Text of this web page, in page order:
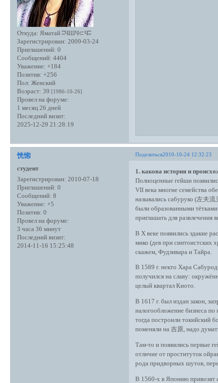
Откуда: Яматай ʭЧШЧ⊂Чʭ
Зарегистрирован: 2009-03-24
Приглашений: 0
Сообщений: 4404
Уважение: +184
Позитив: +256
Пол: Женский
Возраст: 39 [1986-10-26]
Провел на форуме:
1 месяц 26 дней
Последний визит:
2025-12-29 21:28:19
Поделиться2010-10-24 12:32:23
恍惚
студент
Зарегистрирован: 2010-07-18
Приглашений: 0
Сообщений: 8
Уважение: +5
Позитив: 0
Провел на форуме:
3 часа 36 минут
Последний визит:
2014-11-16 15:25:48
1. какова история и
Полноценные гейши
VII века многие семейства
назывались сабуруко (左夫
были образованными
приглашать для развлечения
В X веке появились эдакие
мико (дев при синтоистских
скажем, Фудзивара и Тайра.
В 1589 г. некто Хара
получился на славу:
целый квартал Киото.
В 1617 г. был издан закон,
налогообложение бизнеса
тогда построили токийский
поменяли на 吉原, надо
Там-то и появились первые
отличие от проституток
рода придворных шутов,
В 1560-х в Японию привозят